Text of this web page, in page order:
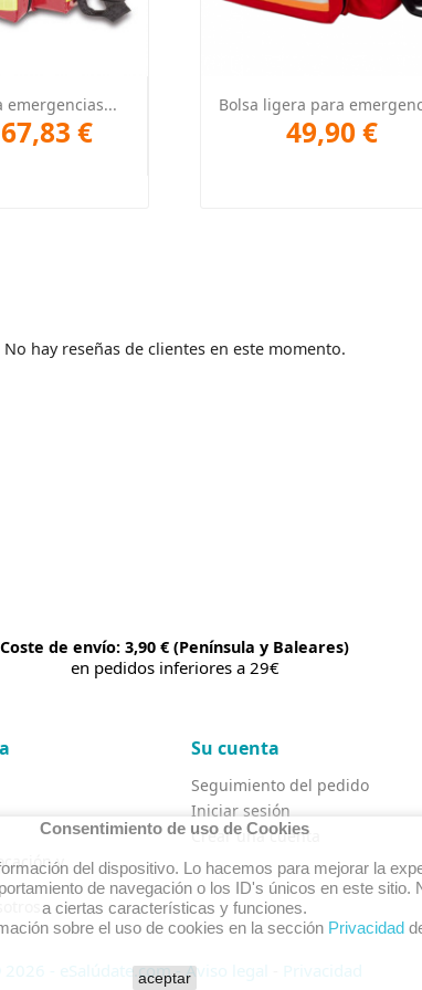
rápida
emergencias...
67,83 €
Vista rápida
Bolsa ligera para
49,90 €
No hay reseñas de clientes en este momento.
Coste de envío: 3,90 € (Península y Baleares)
en pedidos inferiores a 29€
y
Su cuenta
Seguimiento del pedido
Iniciar sesión
Crear una cuenta
Consentimiento de uso de Cookies
del dispositivo. Lo hacemos para mejorar la
de navegación o los ID's únicos en este
a ciertas características y funciones.
sobre el uso de cookies en la sección Privacidad
aceptar
2026 - eSalúdate.com -Aviso legal